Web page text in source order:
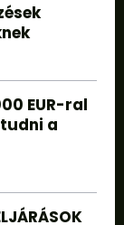
EUR-ral
a